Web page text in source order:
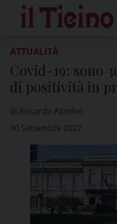
content
ATTUALITÀ
Covid-19: sono
di positività in
di Riccardo Azzolini
30 Settembre 2022